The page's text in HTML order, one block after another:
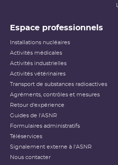
)
événements de
dans le cadre d’une procédure
patients
procédure
(PDF - 625.90 Ko
Espace professionnels
Installations nucléaires
Activités médicales
Activités industrielles
Activités vétérinaires
Transport de substances radioactives
Agréments, contrôles et mesures
Retour d'expérience
Guides de l'ASNR
Formulaires administratifs
Téléservices
Signalement externe à l'ASNR
Nous contacter